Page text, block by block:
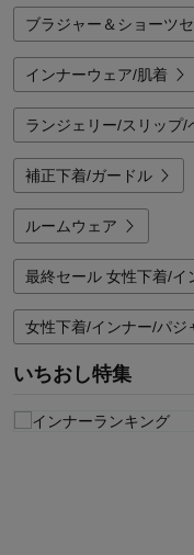
ブラジャー＆ショーツ
インナーウェア/肌着
ランジェリー/スリップ/
補正下着/ガードル
ルームウェア
最終セール 女性下着/イ
女性下着/インナー/パジ
いちおし特集